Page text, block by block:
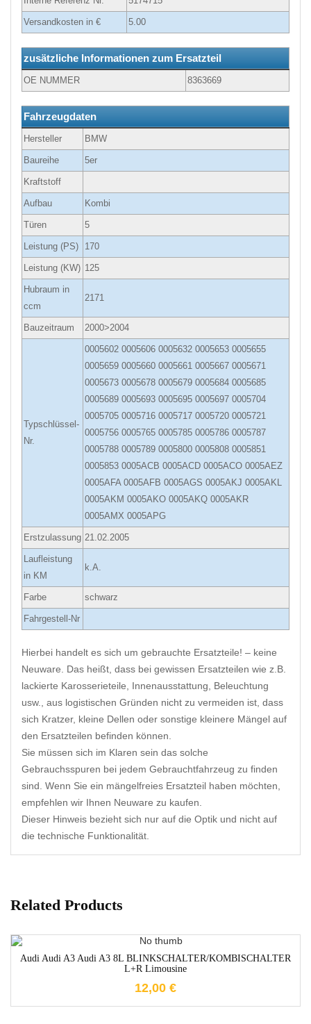
Versandkosten in € 5.00
zusätzliche Informationen zum Ersatzteil
OE NUMMER 8363669
Fahrzeugdaten
Hersteller BMW
Baureihe 5er
Kraftstoff
Aufbau Kombi
Türen 5
Leistung (PS) 170
Leistung (KW) 125
Hubraum in
ccm
2171
Bauzeitraum 2000>2004
Typschlüssel-
Nr.
0005602 0005606 0005632 0005653 0005655
0005659 0005660 0005661 0005667 0005671
0005673 0005678 0005679 0005684 0005685
0005689 0005693 0005695 0005697 0005704
0005705 0005716 0005717 0005720 0005721
0005756 0005765 0005785 0005786 0005787
0005788 0005789 0005800 0005808 0005851
0005853 0005ACB 0005ACD 0005ACO 0005AEZ
0005AFA 0005AFB 0005AGS 0005AKJ 0005AKL
0005AKM 0005AKO 0005AKQ 0005AKR
0005AMX 0005APG
Erstzulassung 21.02.2005
Laufleistung
in KM
k.A.
Farbe schwarz
Fahrgestell-Nr
Hierbei handelt es sich um gebrauchte Ersatzteile! – keine
Neuware. Das heißt, dass bei gewissen Ersatzteilen wie z.B.
lackierte Karosserieteile, Innenausstattung, Beleuchtung
usw., aus logistischen Gründen nicht zu vermeiden ist, dass
sich Kratzer, kleine Dellen oder sonstige kleinere Mängel auf
den Ersatzteilen befinden können.
Sie müssen sich im Klaren sein das solche
Gebrauchsspuren bei jedem Gebrauchtfahrzeug zu finden
sind. Wenn Sie ein mängelfreies Ersatzteil haben möchten,
empfehlen wir Ihnen Neuware zu kaufen.
Dieser Hinweis bezieht sich nur auf die Optik und nicht auf
die technische Funktionalität.
Related Products
Audi Audi A3 Audi A3 8L BLINKSCHALTER/KOMBISCHALTER
L+R Limousine
12,00 €
1-3 Werktage